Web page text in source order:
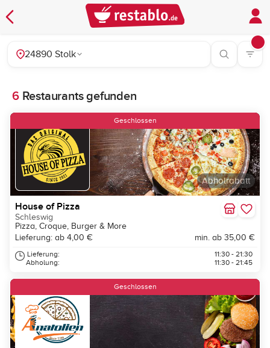
24890 Stolk
6Restaurants gefunden
Abholrabatt
Geschlossen
House of Pizza
Schleswig
Pizza, Croque, Burger & More
Lieferung: ab 4,00 €
min. ab 35,00 €
Lieferung:
Abholung:
11:30 - 21:30
11:30 - 21:45
Geschlossen